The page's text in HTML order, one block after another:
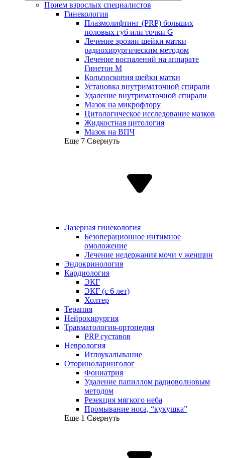
Прием взрослых специалистов
Гинекология
Плазмолифтинг (PRP) больших
половых губ или точки G
Лечение эрозии шейки матки
радиохирургическим методом
Лечение воспалений на аппарате
Гинетон М
Кольпоскопия шейки матки
Установка внутриматочной спирали
Удаление внутриматочной спирали
Мазок на микрофлору
Цитологическое исследование мазков
Жидкостная цитология
Мазок на ВПЧ
Еще 7 Свернуть
Лазерная гинекология
Безоперационное интимное
омоложение
Лечение недержания мочи у женщин
Эндокринология
Кардиология
ЭКГ
ЭКГ (с 6 лет)
Холтер
Терапия
Нейрохирургия
Травматология-ортопедия
PRP суставов
Неврология
Иглоукалывание
Оториноларинголог
Фониатрия
Удаление папиллом радиоволновым
методом
Резекция мягкого неба
Промывание носа, “кукушка”
Еще 1 Свернуть